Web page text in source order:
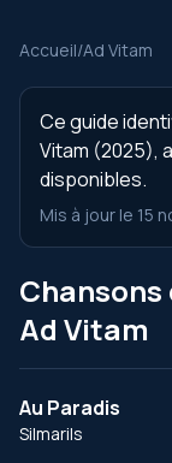
Accueil/Ad Vitam
Ce guide
Vitam (2025),
disponibles.
Mis à jour le 15
Chansons
Ad Vitam
Au Paradis
Silmarils